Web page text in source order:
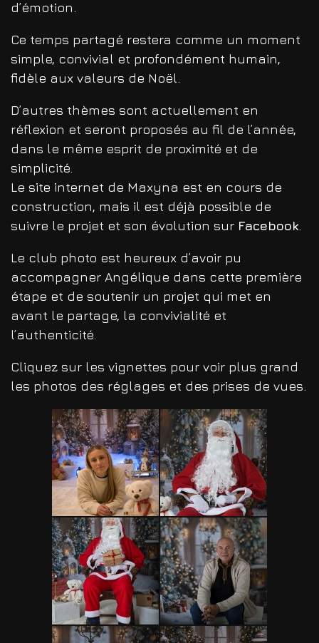
d’émotion.
Ce temps partagé restera comme un moment
simple, convivial et profondément humain,
fidèle aux valeurs de Noël.
D’autres thèmes sont actuellement en
réflexion et seront proposés au fil de l’année,
dans le même esprit de proximité et de
simplicité.
Le site internet de Maxyna est en cours de
construction, mais il est déjà possible de
suivre le projet et son évolution sur Facebook.
Le club photo est heureux d’avoir pu
accompagner Angélique dans cette première
étape et de soutenir un projet qui met en
avant le partage, la convivialité et
l’authenticité.
Cliquez sur les vignettes pour voir plus grand
les photos des réglages et des prises de vues.